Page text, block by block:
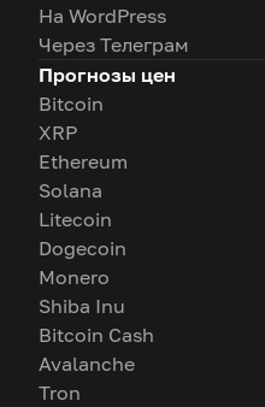
На WordPress
Через Телеграм
Прогнозы цен
Bitcoin
XRP
Ethereum
Solana
Litecoin
Dogecoin
Monero
Shiba Inu
Bitcoin Cash
Avalanche
Tron